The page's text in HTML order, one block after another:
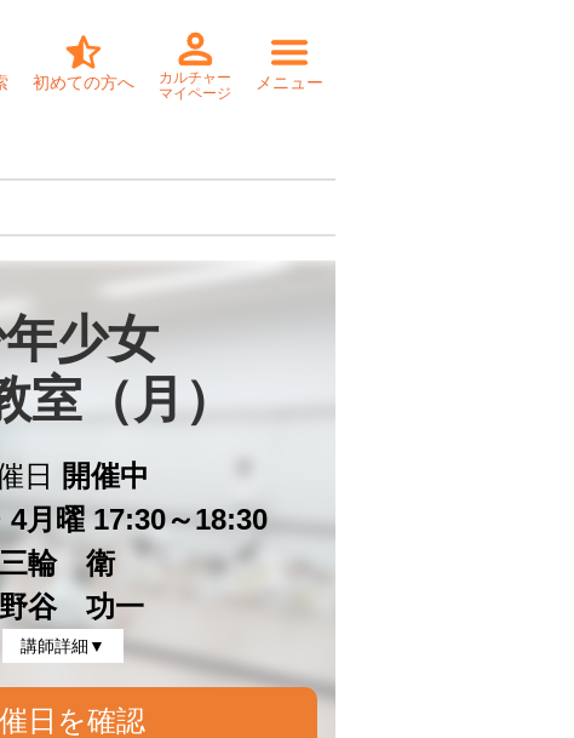
初めての方へ
カルチャー
マイページ
メニュー
少女
室（月）
日
開催中
4月曜 17:30～18:30
三輪 衛
谷 功一
講師詳細▼
日を確認